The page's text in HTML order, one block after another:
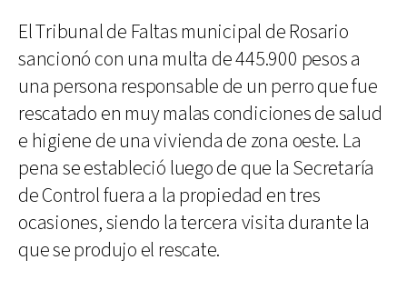
El Tribunal de Faltas municipal de Rosario
sancionó con una multa de 445.900 pesos a
una persona responsable de un perro que fue
rescatado en muy malas condiciones de salud
e higiene de una vivienda de zona oeste. La
pena se estableció luego de que la Secretaría
de Control fuera a la propiedad en tres
ocasiones, siendo la tercera visita durante la
que se produjo el rescate.